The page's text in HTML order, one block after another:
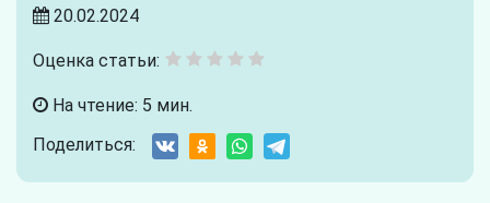
20.02.2024
Оценка статьи:
На чтение: 5 мин.
Поделиться: